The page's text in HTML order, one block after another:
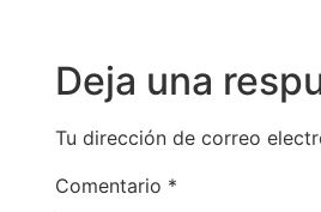
Deja una
Tu dirección de correo
Comentario *